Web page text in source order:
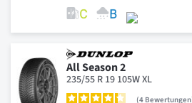
All Season 2
235/55 R 19 105W XL
4 Bewertungen